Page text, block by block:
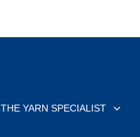
THE YARN SPECIALIST